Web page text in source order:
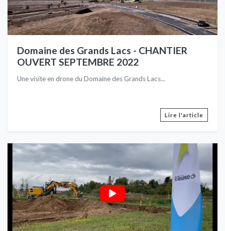
Domaine des Grands Lacs - CHANTIER
OUVERT SEPTEMBRE 2022
Une visite en drone du Domaine des Grands Lacs...
Lire l'article